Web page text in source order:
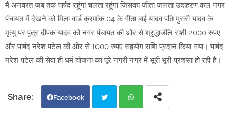
मैं अनवरत जब तक पार्षद रहूंगा चलता रहूंगा जिसका जीता जागता उदाहरण कल नगर
पंचायत में देखने को मिला वार्ड क्रमांक 04 के गीता बाई यादव पति मुरारी यादव के
मृत्यु पर पुत्र दीपक यादव को नगर पंचायत की ओर से श्रृद्धाजंलि राशी 2000 रुपए
और पार्षद नरेश पटेल की ओर से 1000 रुपए सहयोग राशि प्रदान किया गया। पार्षद
नरेश पटेल की सेवा ही धर्म योजना का पूरे नगरी नगर में भूरी भूरी प्रशंसा हो रही है।
Facebook